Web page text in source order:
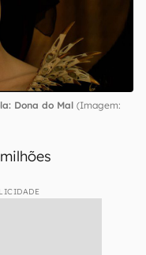
Dona do Mal (Imagem: